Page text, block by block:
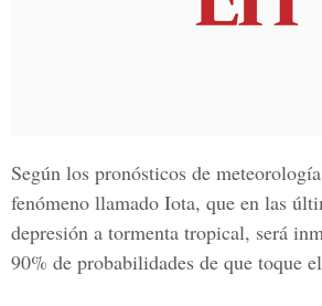
Según los pronósticos de
fenómeno llamado Iota, que en las
depresión a tormenta tropical, será
90% de probabilidades de que toque